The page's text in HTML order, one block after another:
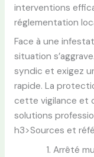
interventions
réglementation
Face à une
situation
syndic et exigez
rapide. La
cette vigilance et
solutions
h3>Sources et
Arrêté